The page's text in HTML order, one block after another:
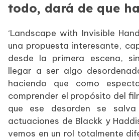
todo, dará de que
‘Landscape with Invisible
una propuesta interesante,
desde la primera escena,
llegar a ser algo
haciendo que como
comprender el propósito del
que ese desorden se
actuaciones de Blackk y
vemos en un rol totalmente